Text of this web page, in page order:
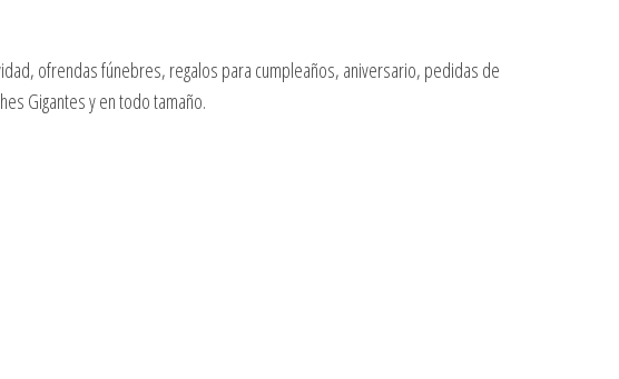
ofrendas fúnebres, regalos para cumpleaños, aniversario, pedidas de
Gigantes y en todo tamaño.